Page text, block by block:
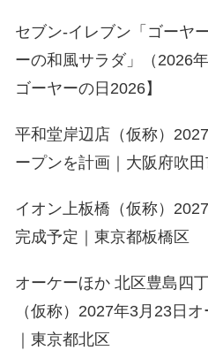
セブン-イレブン「ゴーヤ
ーの和風サラダ」（2026
ゴーヤーの日2026】
平和堂岸辺店（仮称）
ープンを計画｜大阪府吹
イオン上板橋（仮称）
完成予定｜東京都板橋区
オーケーほか 北区豊島四
（仮称）2027年3月23日
｜東京都北区